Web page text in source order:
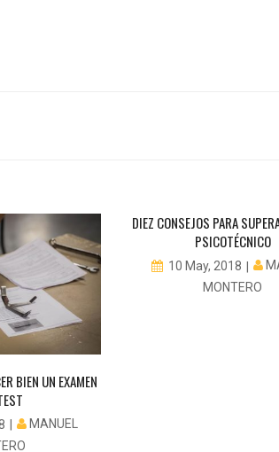
BIEN UN EXAMEN
MANUEL
DIEZ CONSEJOS PARA
PSICOTÉCNICO
10 May, 2018
MONTERO